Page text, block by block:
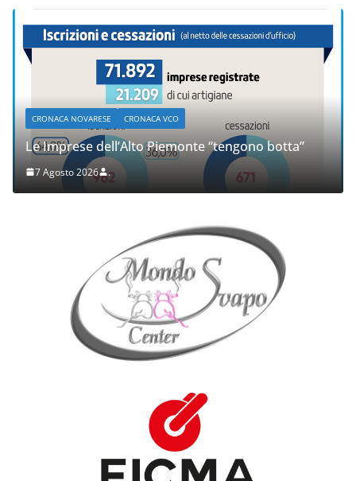
CRONACA NOVARESE CRONACA VCO
Le Imprese dell’Alto Piemonte “tengono botta”
7 Agosto 2026 .